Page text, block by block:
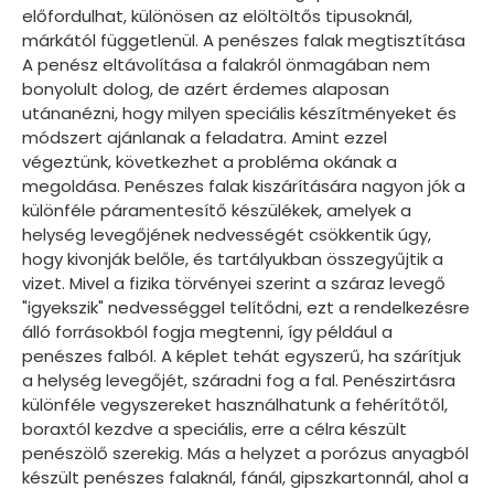
előfordulhat, különösen az elöltöltős tipusoknál,
márkától függetlenül. A penészes falak megtisztítása
A penész eltávolítása a falakról önmagában nem
bonyolult dolog, de azért érdemes alaposan
utánanézni, hogy milyen speciális készítményeket és
módszert ajánlanak a feladatra. Amint ezzel
végeztünk, következhet a probléma okának a
megoldása. Penészes falak kiszárítására nagyon jók a
különféle páramentesítő készülékek, amelyek a
helység levegőjének nedvességét csökkentik úgy,
hogy kivonják belőle, és tartályukban összegyűjtik a
vizet. Mivel a fizika törvényei szerint a száraz levegő
"igyekszik" nedvességgel telítődni, ezt a rendelkezésre
álló forrásokból fogja megtenni, így például a
penészes falból. A képlet tehát egyszerű, ha szárítjuk
a helység levegőjét, száradni fog a fal. Penészirtásra
különféle vegyszereket használhatunk a fehérítőtől,
boraxtól kezdve a speciális, erre a célra készült
penészölő szerekig. Más a helyzet a porózus anyagból
készült penészes falaknál, fánál, gipszkartonnál, ahol a